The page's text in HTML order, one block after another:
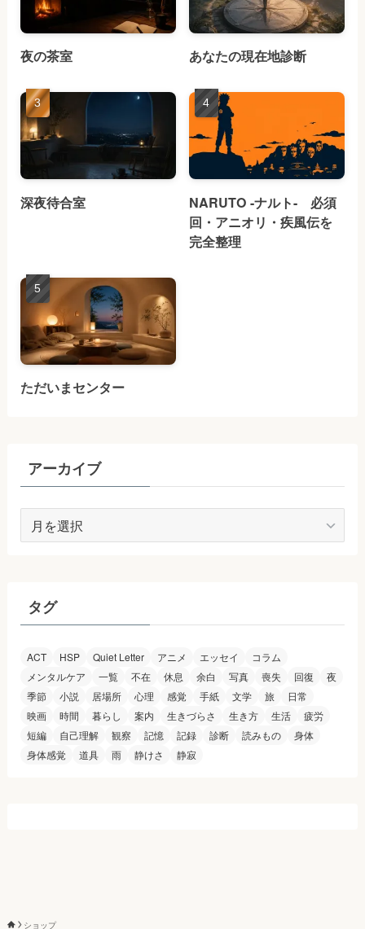
夜の茶室 あなたの現在地診断
深夜待合室
NARUTO -ナルト- 必須
回・アニオリ・疾風伝を
完全整理
ただいまセンター
アーカイブ
ー
タグ
ACT HSP Quiet Letter アニメ エッセイ
コラム
メンタルケア
一覧 不在 休息 余白 写真 喪失 回復
夜
季節
小説 居場所 心理 感覚 手紙 文学 旅
日常
映画
時間 暮らし 案内 生きづらさ 生き方 生活
疲労
短編
自己理解 観察 記憶 記録 診断 読みもの
身体
身体感覚
道具 雨 静けさ 静寂
ショップ